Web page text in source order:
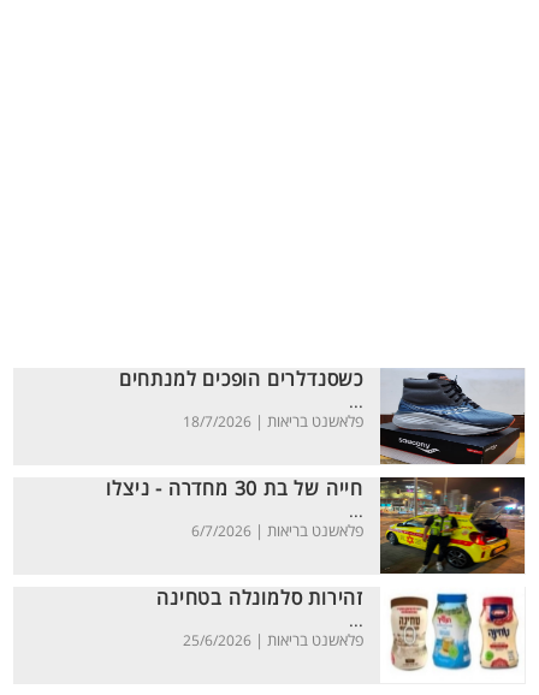
כשסנדלרים הופכים למנתחים
...
פלאשנט בריאות | 18/7/2026
חייה של בת 30 מחדרה - ניצלו
...
פלאשנט בריאות | 6/7/2026
זהירות סלמונלה בטחינה
...
פלאשנט בריאות | 25/6/2026